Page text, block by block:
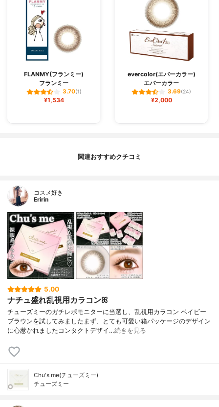
FLANMY(フランミー)
フランミー
3.70(1)
¥1,534
evercolor(エバーカラー)
エバーカラー
3.69(24)
¥2,000
関連おすすめクチコミ
コスメ好き
Eririn
5.00
ナチュ盛れ乱視用カラコンꕤ
チューズミーのガチレポモニターに当選し、乱視用カラコン ベイビー
ブラウンを試してみましたまず、とても可愛い箱パッケージのデザイン
に心惹かれましたコンタクトデザイ…続きを見る
Chu's me(チューズミー)
チューズミー